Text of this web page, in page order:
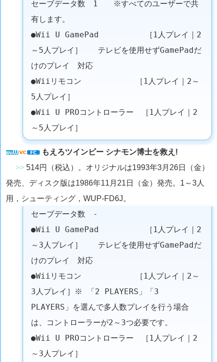
セーブデータ数 1 ※すべてのユーザーで共
有します。
●Wii U GamePad ［1人プレイ｜2
～5人プレイ］ テレビを使用せずGamePadだ
けのプレイ 対応
●Wiiリモコン ［1人プレイ｜2～
5人プレイ］
●Wii U PROコントローラー ［1人プレイ｜2
～5人プレイ］
もえろツインビー シナモン博士を救え!
>> 514円（税込）。オリジナルは1993年3月26日（金）
発売、ディスク版は1986年11月21日（金）発売。1～3人
用，シューティング，WUP-FD6J。
セーブデータ数 -
●Wii U GamePad ［1人プレイ｜2
～3人プレイ］ テレビを使用せずGamePadだ
けのプレイ 対応
●Wiiリモコン ［1人プレイ｜2～
3人プレイ］※ 「2 PLAYERS」「3
PLAYERS」を選んで多人数プレイを行う場合
は、コントローラーが2～3つ必要です。
●Wii U PROコントローラー ［1人プレイ｜2
～3人プレイ］